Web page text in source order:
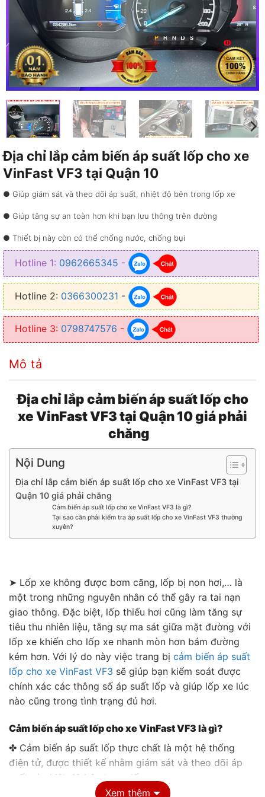
Địa chỉ lắp cảm biến áp suất lốp cho xe
VinFast VF3 tại Quận 10
● Giúp giám sát và theo dõi áp suất, nhiệt độ bên trong lốp xe
● Giúp tăng sự an toàn hơn khi bạn lưu thông trên đường
● Thiết bị này còn có thể chống nước, chống bụi
● Tốt cho môi trường và tiết kiệm cho phí cho bạn
● Giúp lốp xe luôn được ở trong tình trạng lốp ổn định
● Cảm biến có tuổi thọ cao mà quá trình thi công nhanh gọn
Hotline 1: 0962665345 -
Hotline 2: 0366300231 -
Hotline 3: 0798747576 -
Mô tả
Địa chỉ lắp cảm biến áp suất lốp cho
xe VinFast VF3 tại Quận 10 giá phải
chăng
Nội Dung
Địa chỉ lắp cảm biến áp suất lốp cho xe VinFast VF3 tại
Quận 10 giá phải chăng
Cảm biến áp suất lốp cho xe VinFast VF3 là gì?
Tại sao cần phải kiểm tra áp suất lốp cho xe VinFast VF3 thường
xuyên?
➤ Lốp xe không được bơm căng, lốp bị non hơi,… là
một trong những nguyên nhân có thể gây ra tai nạn
giao thông. Đặc biệt, lốp thiếu hơi cũng làm tăng sự
tiêu thu nhiên liệu, tăng sự ma sát giữa mặt đường với
lốp xe khiến cho lốp xe nhanh mòn hơn bám đường
kém hơn. Với lý do này việc trang bị cảm biến áp suất
lốp cho xe VinFast VF3 sẽ giúp bạn kiểm soát được
chính xác các thông số áp suất lốp và giúp lốp xe lúc
nào cũng trong tình trạng đủ hơi.
Cảm biến áp suất lốp cho xe VinFast VF3 là gì?
✤ Cảm biến áp suất lốp thực chất là một hệ thống
điện tử, được thiết kế nhằm giám sát và theo dõi áp
suất và nhiệt độ bên trong lốp xe.
Xem thêm